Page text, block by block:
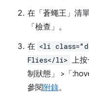
在「蒼蠅王」 清
「檢查」 。
在 <li
Flies</li> 上
制狀態」
>「
參閱附錄。